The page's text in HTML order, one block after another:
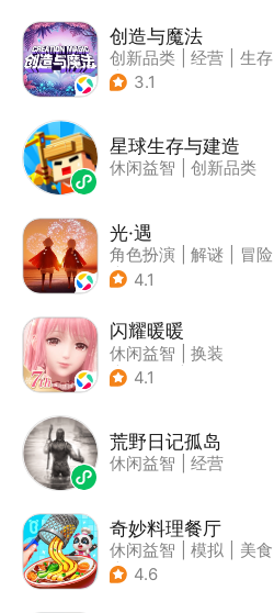
创造与魔法
创新品类 经营
生存
| 开放世界
3.1
星球生存与建造
休闲益智 创新品类
光·遇
角色扮演 解谜
冒险
| 开放世界
4.1
闪耀暖暖
休闲益智
换装
| 美少女
4.1
荒野日记孤岛
休闲益智 经营
奇妙料理餐厅
休闲益智 模拟
美食
| 宝宝巴士
4.6